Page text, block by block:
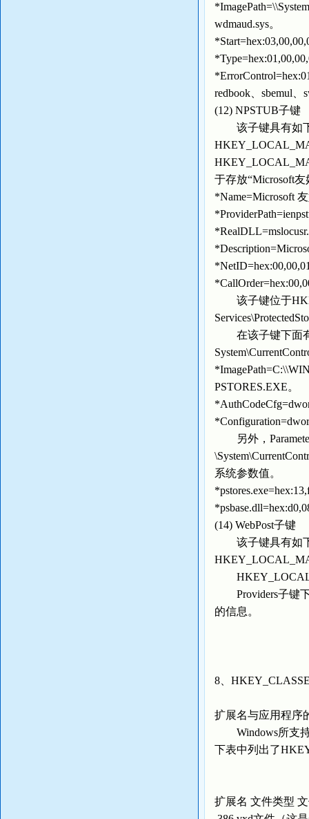
wdmaud.sys。
redbook、sbemul
(12) NPSTUB子键
该子键具有如
于存放“Microsoft
*Name=Microsoft
该子键位于
在该子键下面有
PSTORES.EXE。
另外，
系统参数值。
(14) WebPost子键
该子键具有如
Providers子键下
的信息。
8、
扩展名与应用程序
Windows所支持
下表中列出了
扩展名 文件类型